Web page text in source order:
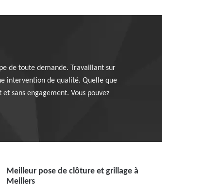
de toute demande. Travaillant sur
intervention de qualité. Quelle que
sans engagement. Vous pouvez
Meilleur pose de clôture et grillage à
Meillers